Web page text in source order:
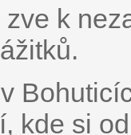
k
kde si